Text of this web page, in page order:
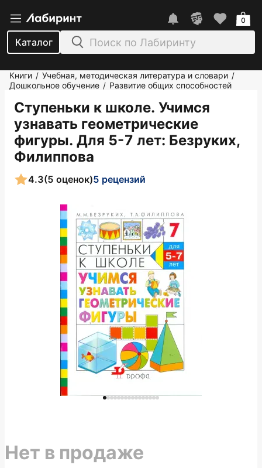
Каталог
0
Книги / Учебная, методическая литература и словари /
Дошкольное обучение / Развитие общих способностей
Ступеньки к школе. Учимся
узнавать геометрические
фигуры. Для 5-7 лет: Безруких,
Филиппова
4.3(5 оценок)5 рецензий
Нет в продаже